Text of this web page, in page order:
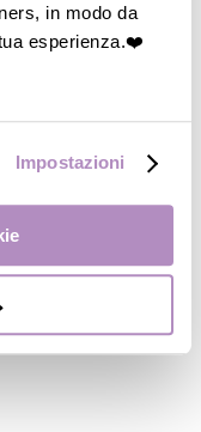
in modo da
esperienza.❤️
Impostazioni